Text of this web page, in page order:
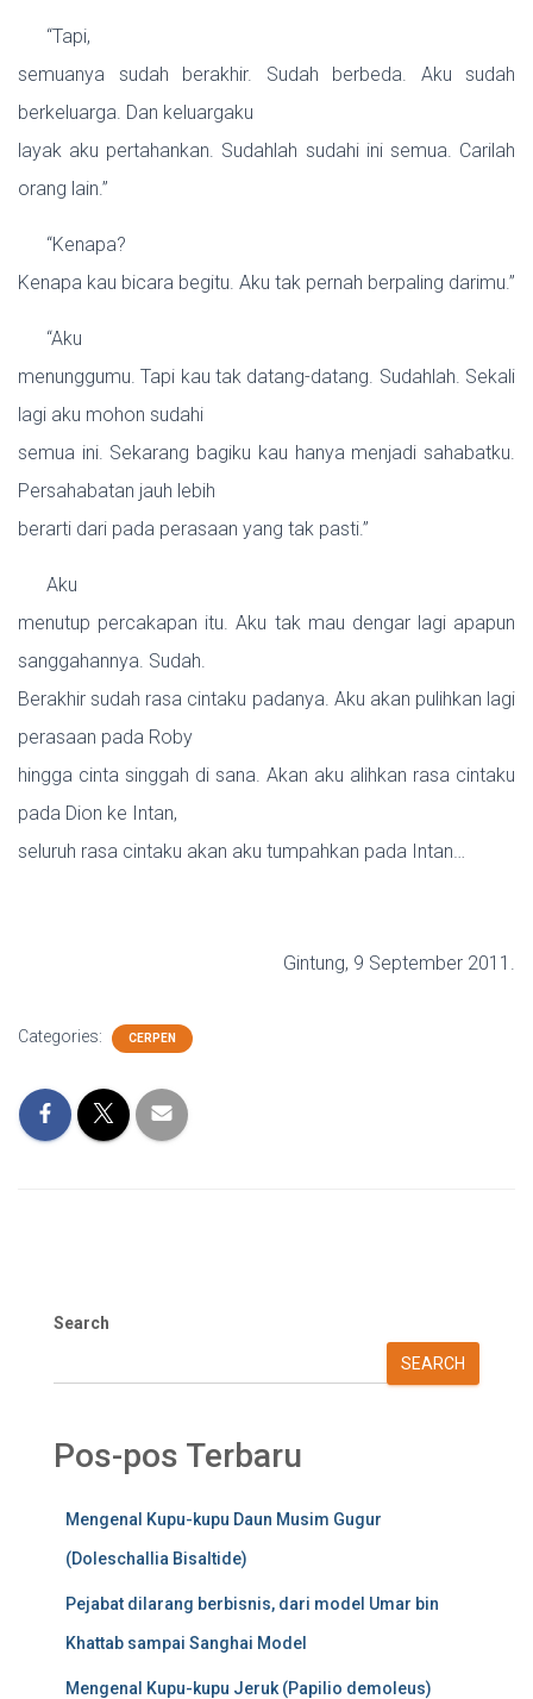
“Tapi,
semuanya sudah berakhir. Sudah berbeda. Aku sudah
berkeluarga. Dan keluargaku
layak aku pertahankan. Sudahlah sudahi ini semua. Carilah
orang lain.”
“Kenapa?
Kenapa kau bicara begitu. Aku tak pernah berpaling darimu.”
“Aku
menunggumu. Tapi kau tak datang-datang. Sudahlah. Sekali
lagi aku mohon sudahi
semua ini. Sekarang bagiku kau hanya menjadi sahabatku.
Persahabatan jauh lebih
berarti dari pada perasaan yang tak pasti.”
Aku
menutup percakapan itu. Aku tak mau dengar lagi apapun
sanggahannya. Sudah.
Berakhir sudah rasa cintaku padanya. Aku akan pulihkan lagi
perasaan pada Roby
hingga cinta singgah di sana. Akan aku alihkan rasa cintaku
pada Dion ke Intan,
seluruh rasa cintaku akan aku tumpahkan pada Intan…
Gintung, 9 September 2011.
Categories: CERPEN
Search
SEARCH
Pos-pos Terbaru
Mengenal Kupu-kupu Daun Musim Gugur
(Doleschallia Bisaltide)
Pejabat dilarang berbisnis, dari model Umar bin
Khattab sampai Sanghai Model
Mengenal Kupu-kupu Jeruk (Papilio demoleus)